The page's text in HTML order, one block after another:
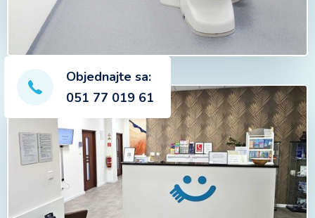
Objednajte sa:
051 77 019 61